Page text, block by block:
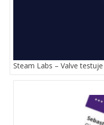
Steam Labs – Valve